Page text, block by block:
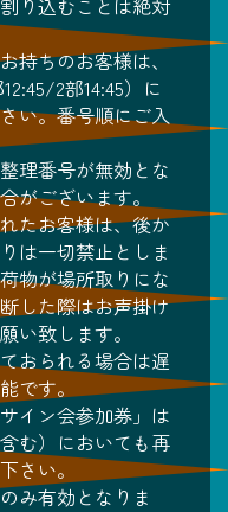
り込むことは絶対
持ちのお客様は、
2部14:45）に
い。番号順にご入
理番号が無効とな
がございます。
たお客様は、後か
は一切禁止としま
物が場所取りにな
した際はお声掛け
い致します。
おられる場合は遅
です。
イン会参加券」は
む）においても再
さい。
み有効となりま